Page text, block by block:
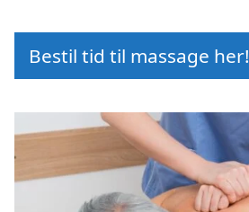
Bestil tid til massage her!